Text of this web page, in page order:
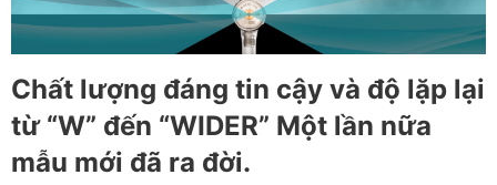
Chất lượng đáng tin cậy và độ lặp lại
từ “W” đến “WIDER” Một lần nữa
mẫu mới đã ra đời.